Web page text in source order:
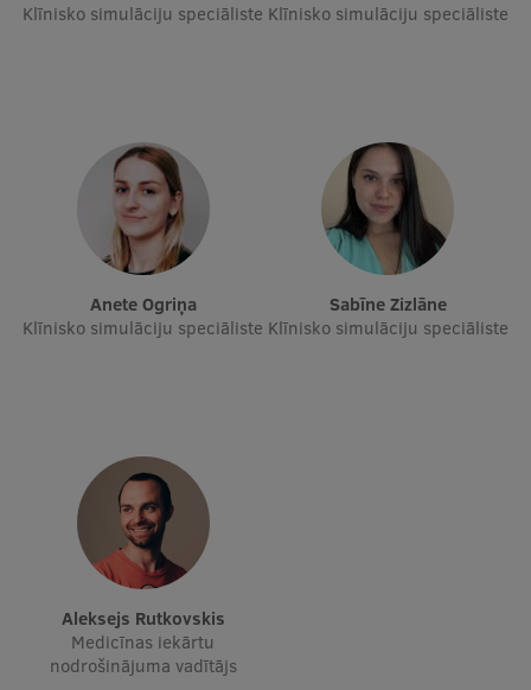
Pētniecības projekti
Zinātniskās konferences
Inovāciju centrs
Starptautiskā sadarbība
Starptautiskie projekti
Starptautiskie sadarbības partneri
EURAXESS RSU kontaktpunkts
EATRIS koordinators Latvijā
Klīnisko simulāciju speciāliste Klīnisko simulāciju speciāliste
Anete Ogriņa
Klīnisko simulāciju speciāliste
Sabīne Zizlāne
Klīnisko simulāciju speciāliste
Aleksejs Rutkovskis
Medicīnas iekārtu
nodrošinājuma vadītājs